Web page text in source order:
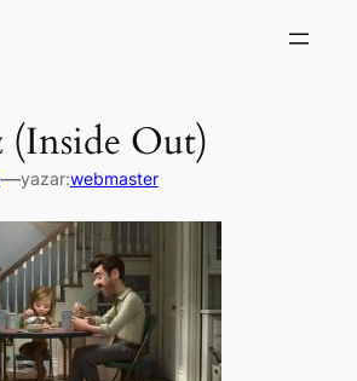
(Inside Out)
—yazar:webmaster